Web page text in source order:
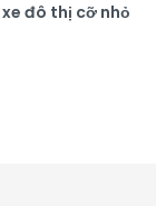
xe đô thị cỡ nhỏ